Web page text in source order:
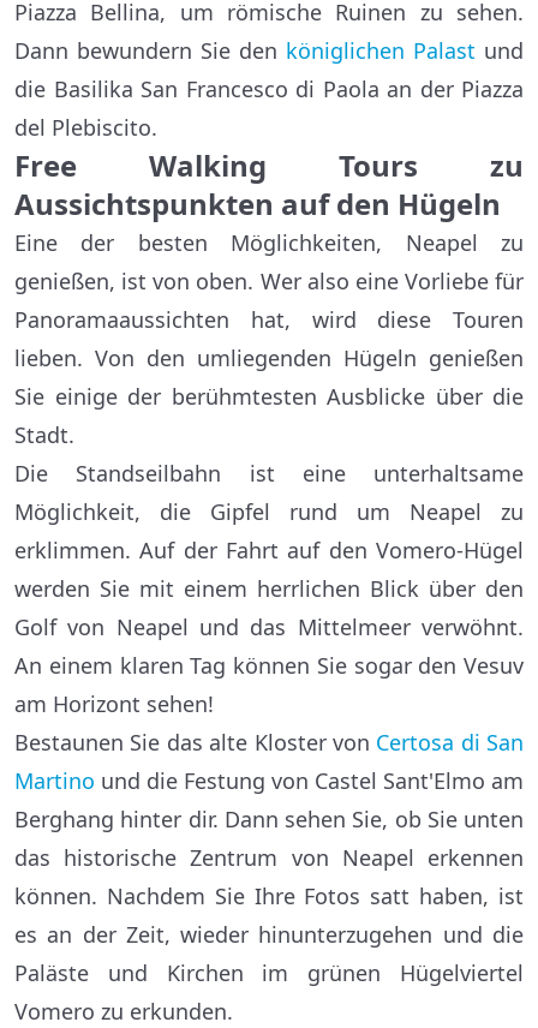
Piazza Bellina, um römische Ruinen zu sehen.
Dann bewundern Sie den königlichen Palast und
die Basilika San Francesco di Paola an der Piazza
del Plebiscito.
Free Walking Tours zu
Aussichtspunkten auf den Hügeln
Eine der besten Möglichkeiten, Neapel zu
genießen, ist von oben. Wer also eine Vorliebe für
Panoramaaussichten hat, wird diese Touren
lieben. Von den umliegenden Hügeln genießen
Sie einige der berühmtesten Ausblicke über die
Stadt.
Die Standseilbahn ist eine unterhaltsame
Möglichkeit, die Gipfel rund um Neapel zu
erklimmen. Auf der Fahrt auf den Vomero-Hügel
werden Sie mit einem herrlichen Blick über den
Golf von Neapel und das Mittelmeer verwöhnt.
An einem klaren Tag können Sie sogar den Vesuv
am Horizont sehen!
Bestaunen Sie das alte Kloster von Certosa di San
Martino und die Festung von Castel Sant'Elmo am
Berghang hinter dir. Dann sehen Sie, ob Sie unten
das historische Zentrum von Neapel erkennen
können. Nachdem Sie Ihre Fotos satt haben, ist
es an der Zeit, wieder hinunterzugehen und die
Paläste und Kirchen im grünen Hügelviertel
Vomero zu erkunden.